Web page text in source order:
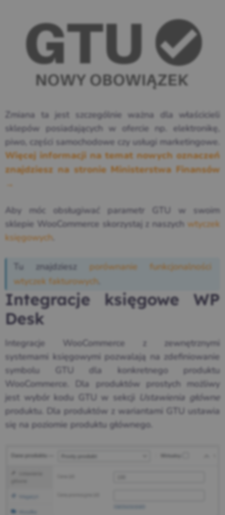
Zmiana ta jest szczególnie ważna dla właścicieli
sklepów posiadających w ofercie np. elektronikę,
piwo, części samochodowe czy usługi marketingowe.
Więcej informacji na temat nowych oznaczeń
znajdziesz na stronie Ministerstwa Finansów
→
Aby móc obsługiwać parametr GTU w swoim
sklepie WooCommerce skorzystaj z naszych wtyczek
księgowych
Tu znajdziesz porównanie funkcjonalności
wtyczek fakturowych
Integracje księgowe WP
Desk
Integracje WooCommerce z zewnętrznymi
systemami księgowymi pozwalają na zdefiniowanie
symbolu GTU dla konkretnego produktu
WooCommerce. Dla produktów prostych możliwy
jest wybór kodu GTU w sekcji
Ustawienia główne
produktu. Dla produktów z wariantami GTU ustawia
się na poziomie produktu głównego.